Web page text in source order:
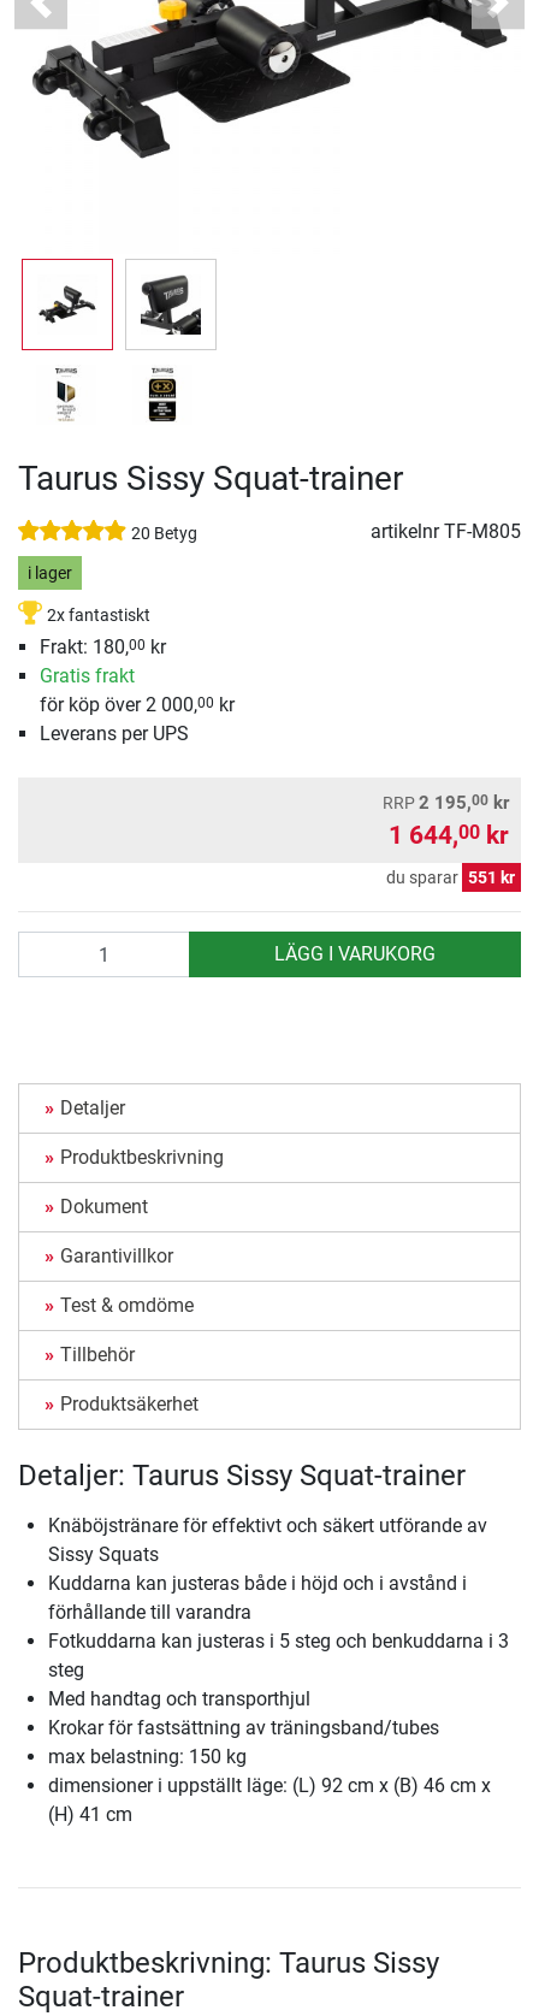
Previous Next
Taurus Sissy Squat-trainer
20 Betyg artikelnrTF-M805
i lager
2x fantastiskt
Frakt: 180,00 kr
Gratis frakt
för köp över 2 000,00 kr
Leverans per UPS
RRP2 195,00 kr
1 644,00 kr
du sparar 551 kr
LÄGG I VARUKORG
Detaljer
Produktbeskrivning
Dokument
Garantivillkor
Test & omdöme
Tillbehör
Produktsäkerhet
Detaljer: Taurus Sissy Squat-trainer
Knäböjstränare för effektivt och säkert utförande av
Sissy Squats
Kuddarna kan justeras både i höjd och i avstånd i
förhållande till varandra
Fotkuddarna kan justeras i 5 steg och benkuddarna i 3
steg
Med handtag och transporthjul
Krokar för fastsättning av träningsband/tubes
max belastning: 150 kg
dimensioner i uppställt läge: (L) 92 cm x (B) 46 cm x
(H) 41 cm
Produktbeskrivning: Taurus Sissy
Squat-trainer